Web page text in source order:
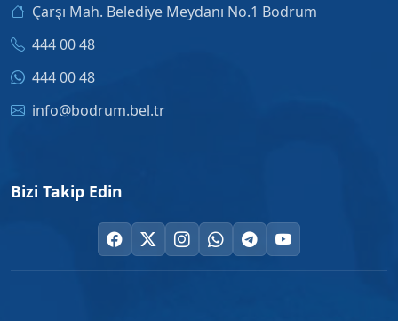
Çarşı Mah. Belediye Meydanı No.1 Bodrum
444 00 48
444 00 48
info@bodrum.bel.tr
Bizi Takip Edin